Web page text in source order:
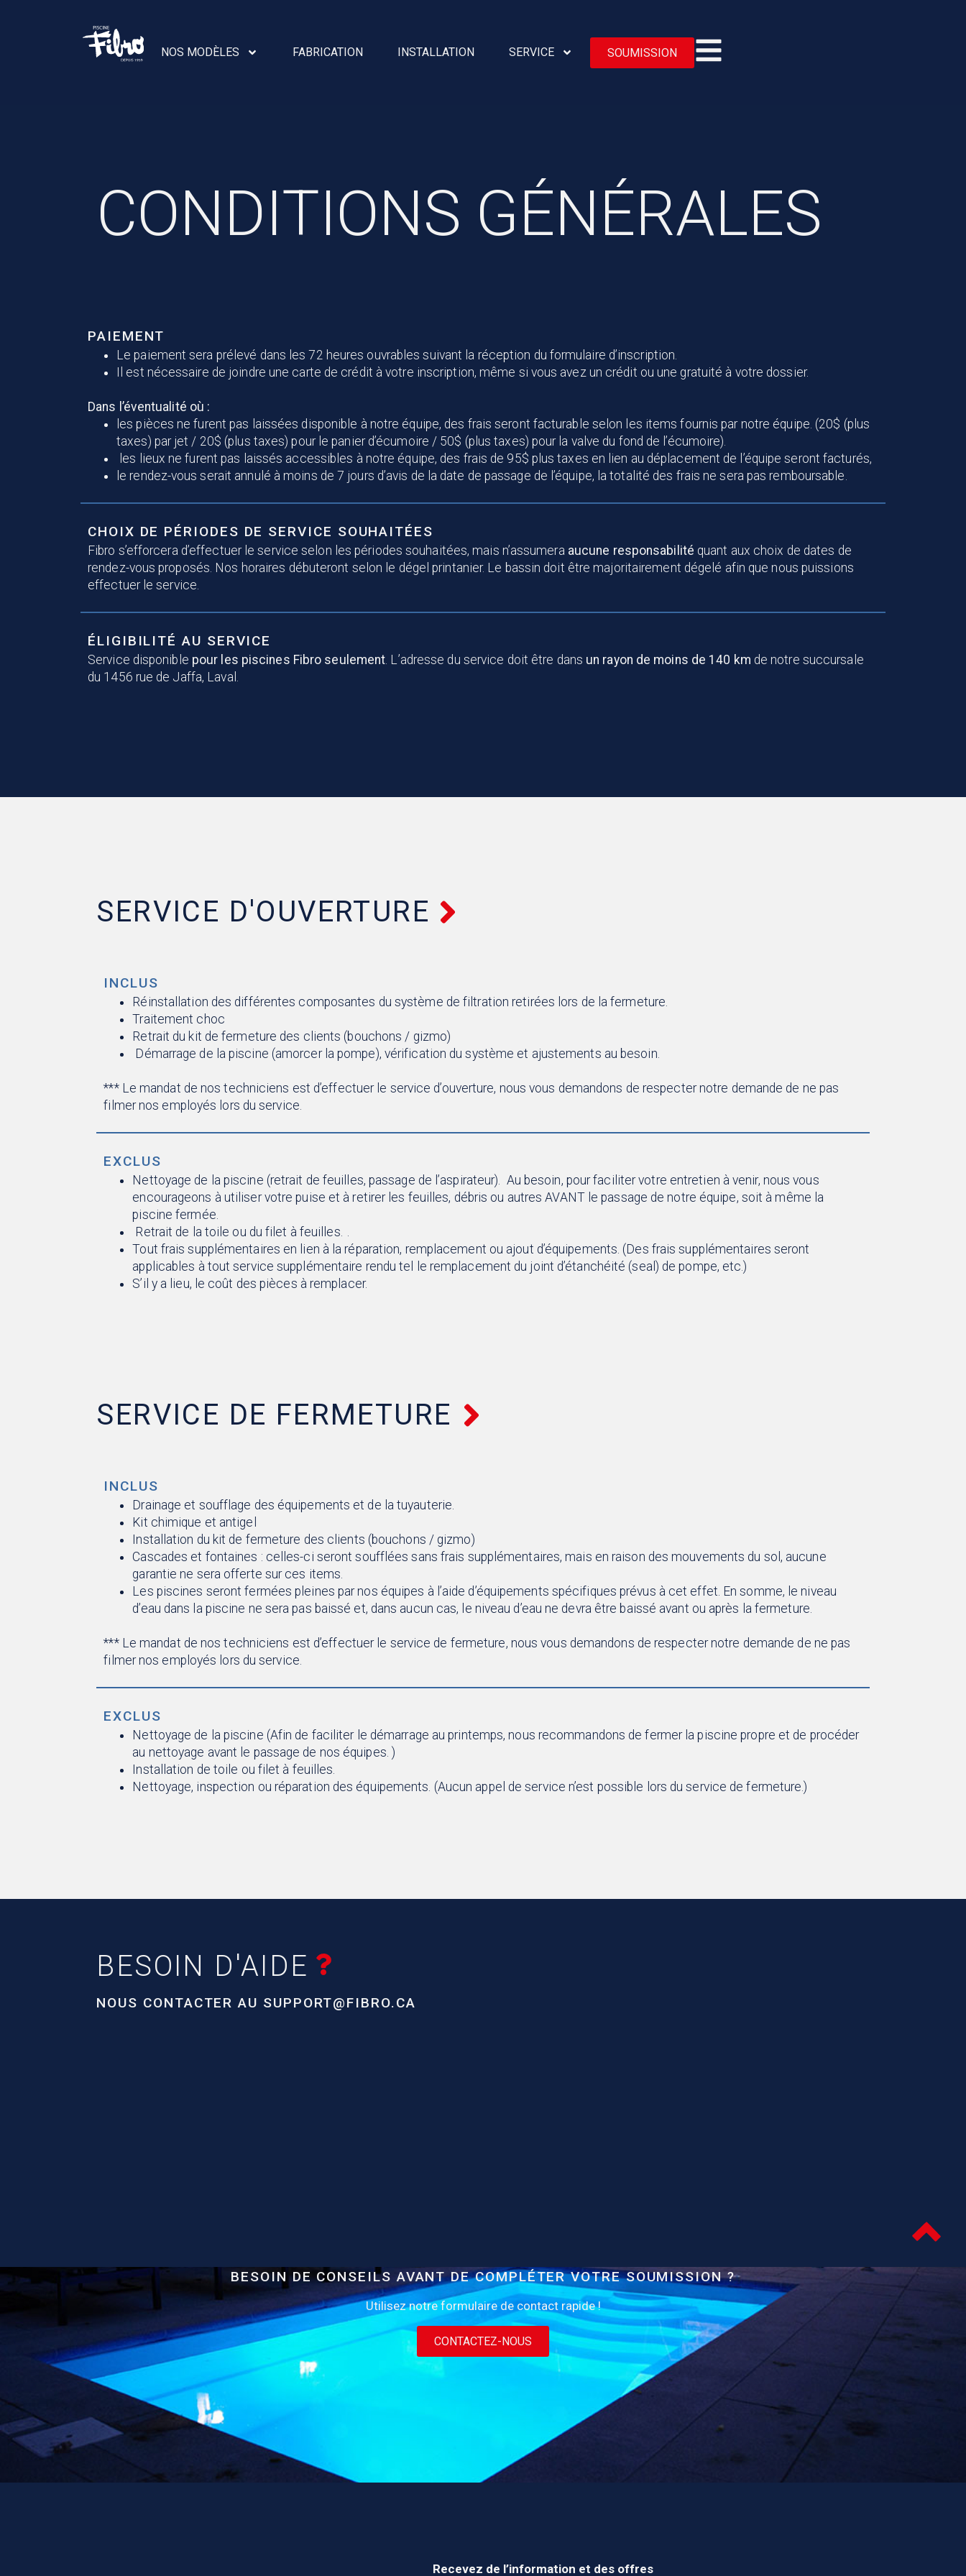
NOS MODÈLES FABRICATION INSTALLATION SERVICE SOUMISSION
CONDITIONS GÉNÉRALES
PAIEMENT
Le paiement sera prélevé dans les 72 heures ouvrables suivant la réception du formulaire d’inscription.
Il est nécessaire de joindre une carte de crédit à votre inscription, même si vous avez un crédit ou une gratuité à votre dossier.
Dans l’éventualité où :
les pièces ne furent pas laissées disponible à notre équipe, des frais seront facturable selon les items fournis par notre équipe. (20$ (plus
taxes) par jet / 20$ (plus taxes) pour le panier d’écumoire / 50$ (plus taxes) pour la valve du fond de l’écumoire).
les lieux ne furent pas laissés accessibles à notre équipe, des frais de 95$ plus taxes en lien au déplacement de l’équipe seront facturés,
le rendez-vous serait annulé à moins de 7 jours d’avis de la date de passage de l’équipe, la totalité des frais ne sera pas remboursable.
CHOIX DE PÉRIODES DE SERVICE SOUHAITÉES
Fibro s’efforcera d’effectuer le service selon les périodes souhaitées, mais n’assumera aucune responsabilité quant aux choix de dates de
rendez-vous proposés. Nos horaires débuteront selon le dégel printanier. Le bassin doit être majoritairement dégelé afin que nous puissions
effectuer le service.
ÉLIGIBILITÉ AU SERVICE
Service disponible pour les piscines Fibro seulement. L’adresse du service doit être dans un rayon de moins de 140 km de notre succursale
du 1456 rue de Jaffa, Laval.
SERVICE D'OUVERTURE
INCLUS
Réinstallation des différentes composantes du système de filtration retirées lors de la fermeture.
Traitement choc
Retrait du kit de fermeture des clients (bouchons / gizmo)
Démarrage de la piscine (amorcer la pompe), vérification du système et ajustements au besoin.
*** Le mandat de nos techniciens est d’effectuer le service d’ouverture, nous vous demandons de respecter notre demande de ne pas
filmer nos employés lors du service.
EXCLUS
Nettoyage de la piscine (retrait de feuilles, passage de l’aspirateur). Au besoin, pour faciliter votre entretien à venir, nous vous
encourageons à utiliser votre puise et à retirer les feuilles, débris ou autres AVANT le passage de notre équipe, soit à même la
piscine fermée.
Retrait de la toile ou du filet à feuilles. .
Tout frais supplémentaires en lien à la réparation, remplacement ou ajout d’équipements. (Des frais supplémentaires seront
applicables à tout service supplémentaire rendu tel le remplacement du joint d’étanchéité (seal) de pompe, etc.)
S’il y a lieu, le coût des pièces à remplacer.
SERVICE DE FERMETURE
INCLUS
Drainage et soufflage des équipements et de la tuyauterie.
Kit chimique et antigel
Installation du kit de fermeture des clients (bouchons / gizmo)
Cascades et fontaines : celles-ci seront soufflées sans frais supplémentaires, mais en raison des mouvements du sol, aucune
garantie ne sera offerte sur ces items.
Les piscines seront fermées pleines par nos équipes à l’aide d’équipements spécifiques prévus à cet effet. En somme, le niveau
d’eau dans la piscine ne sera pas baissé et, dans aucun cas, le niveau d’eau ne devra être baissé avant ou après la fermeture.
*** Le mandat de nos techniciens est d’effectuer le service de fermeture, nous vous demandons de respecter notre demande de ne pas
filmer nos employés lors du service.
EXCLUS
Nettoyage de la piscine (Afin de faciliter le démarrage au printemps, nous recommandons de fermer la piscine propre et de procéder
au nettoyage avant le passage de nos équipes. )
Installation de toile ou filet à feuilles.
Nettoyage, inspection ou réparation des équipements. (Aucun appel de service n’est possible lors du service de fermeture.)
BESOIN D'AIDE
NOUS CONTACTER AU SUPPORT@FIBRO.CA
BESOIN DE CONSEILS AVANT DE COMPLÉTER VOTRE SOUMISSION ?
Utilisez notre formulaire de contact rapide !
CONTACTEZ-NOUS
Recevez de l’information et des offres